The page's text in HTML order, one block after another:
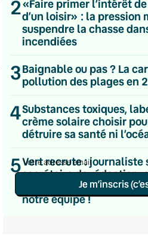
2«Faire primer l’intérêt
d’un loisir» : la pression
suspendre la chasse
incendiées
3Baignable ou pas ? La
pollution des plages en
4Substances toxiques,
crème solaire choisir
détruire sa santé ni
5Vert recrute : journaliste
secrétaire de rédaction,
d’administration et de
notre équipe !
💌 Inscrivez-vous à
Du lundi au vendredi
Hebdomadaire
Le samedi
Chaleurs Actuelles
Une fois par mois
C’était Mieux Après
Occasionnelle
Je m’inscris
Politique de